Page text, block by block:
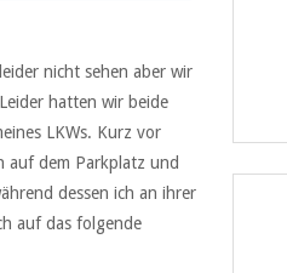
nicht sehen aber wir
hatten wir beide
LKWs. Kurz vor
auf dem Parkplatz und
dessen ich an ihrer
auf das folgende